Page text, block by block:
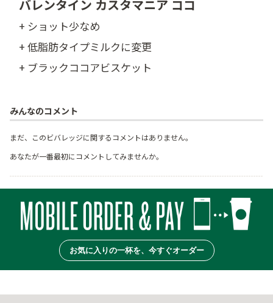
バレンタイン カスタマニア ココ
+ ショット少なめ
+ 低脂肪タイプミルクに変更
+ ブラックココアビスケット
みんなのコメント
まだ、このビバレッジに関するコメントはありません。
あなたが一番最初にコメントしてみませんか。
お気に入りの一杯を、今すぐオーダー